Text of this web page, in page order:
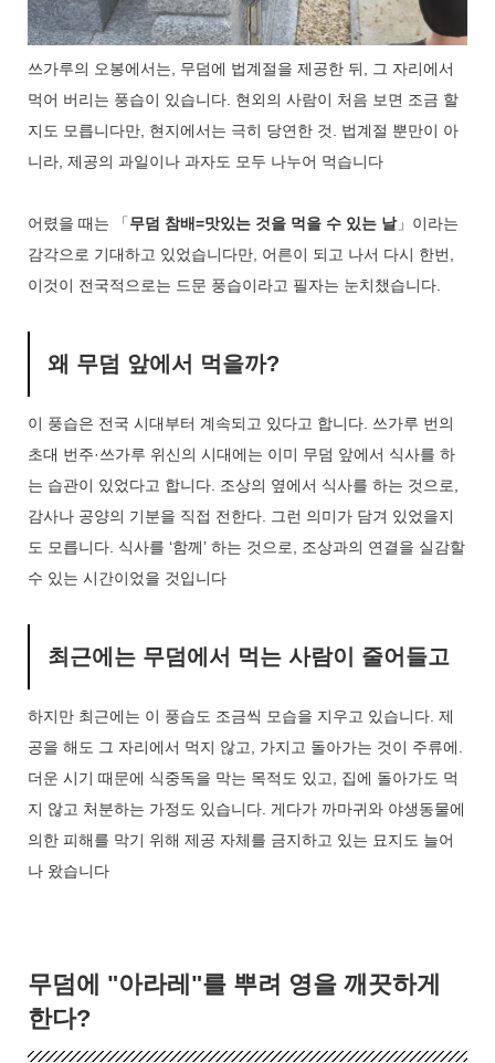
쓰가루의 오봉에서는, 무덤에 법계절을 제공한 뒤, 그 자리에서
먹어 버리는 풍습이 있습니다. 현외의 사람이 처음 보면 조금 할
지도 모릅니다만, 현지에서는 극히 당연한 것. 법계절 뿐만이 아
니라, 제공의 과일이나 과자도 모두 나누어 먹습니다
어렸을 때는 「무덤 참배=맛있는 것을 먹을 수 있는 날」이라는
감각으로 기대하고 있었습니다만, 어른이 되고 나서 다시 한번,
이것이 전국적으로는 드문 풍습이라고 필자는 눈치챘습니다.
왜 무덤 앞에서 먹을까?
이 풍습은 전국 시대부터 계속되고 있다고 합니다. 쓰가루 번의
초대 번주·쓰가루 위신의 시대에는 이미 무덤 앞에서 식사를 하
는 습관이 있었다고 합니다. 조상의 옆에서 식사를 하는 것으로,
감사나 공양의 기분을 직접 전한다. 그런 의미가 담겨 있었을지
도 모릅니다. 식사를 ‘함께’ 하는 것으로, 조상과의 연결을 실감할
수 있는 시간이었을 것입니다
최근에는 무덤에서 먹는 사람이 줄어들고
하지만 최근에는 이 풍습도 조금씩 모습을 지우고 있습니다. 제
공을 해도 그 자리에서 먹지 않고, 가지고 돌아가는 것이 주류에.
더운 시기 때문에 식중독을 막는 목적도 있고, 집에 돌아가도 먹
지 않고 처분하는 가정도 있습니다. 게다가 까마귀와 야생동물에
의한 피해를 막기 위해 제공 자체를 금지하고 있는 묘지도 늘어
나 왔습니다
무덤에 "아라레"를 뿌려 영을 깨끗하게
한다?